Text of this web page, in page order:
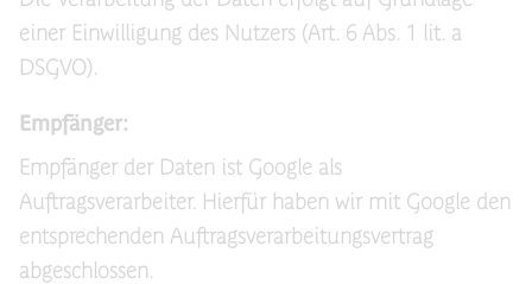
einer Einwilligung des Nutzers (Art. 6 Abs. 1 lit. a
DSGVO).
Empfänger:
Empfänger der Daten ist Google als
Auftragsverarbeiter. Hierfür haben wir mit Google den
entsprechenden Auftragsverarbeitungsvertrag
abgeschlossen.